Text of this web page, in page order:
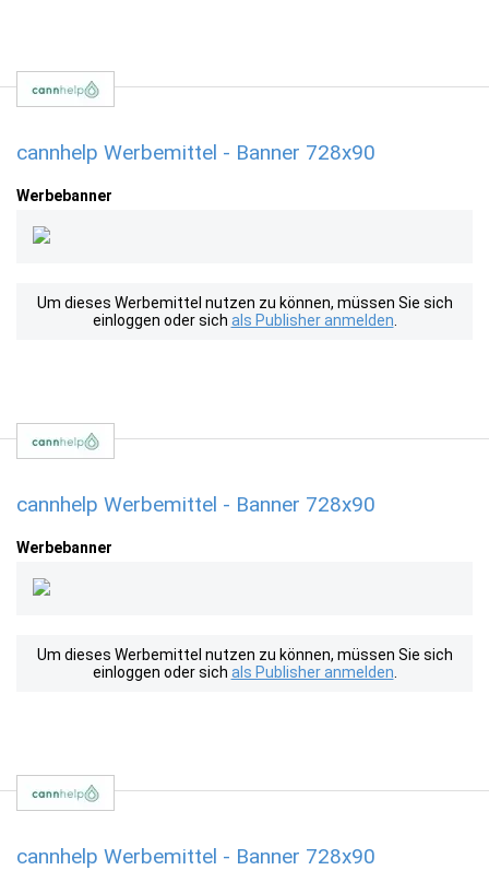
cannhelp Werbemittel - Banner 728x90
Werbebanner
Um dieses Werbemittel nutzen zu können, müssen Sie sich
einloggen oder sich als Publisher anmelden
cannhelp Werbemittel - Banner 728x90
Werbebanner
Um dieses Werbemittel nutzen zu können, müssen Sie sich
einloggen oder sich als Publisher anmelden
cannhelp Werbemittel - Banner 728x90